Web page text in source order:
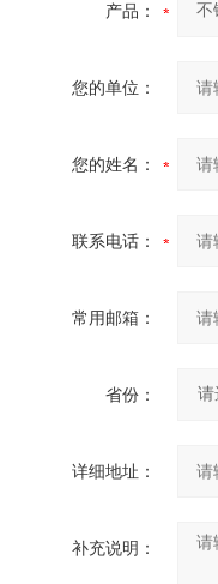
产品：
您的单位：
您的姓名：
联系电话：
常用邮箱：
省份：
详细地址：
补充说明：